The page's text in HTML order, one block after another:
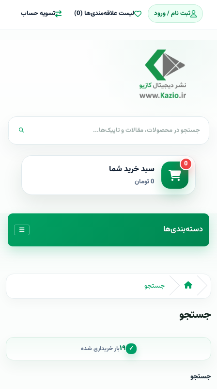
ثبت نام / ورود لیست علاقه‌مندی‌ها (0) تسویه حساب
0 سبد خرید شما
0 تومان
دسته‌بندی‌ها
جستجو
جستجو
✓ ۱۹بار خریداری شده
جستجو